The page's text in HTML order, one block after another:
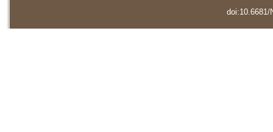
doi:10.6681/